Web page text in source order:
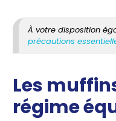
À votre disposition
précautions
Les
régime